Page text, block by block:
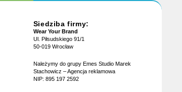
Siedziba firmy:
Wear Your Brand
Ul. Piłsudskiego 91/1
50-019 Wrocław
Należymy do grupy Emes Studio Marek
Stachowicz – Agencja reklamowa
NIP: 895 197 2592